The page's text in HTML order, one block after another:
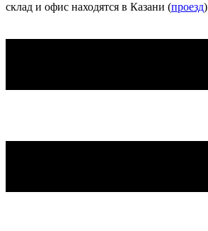
склад и офис находятся в Казани (проезд)